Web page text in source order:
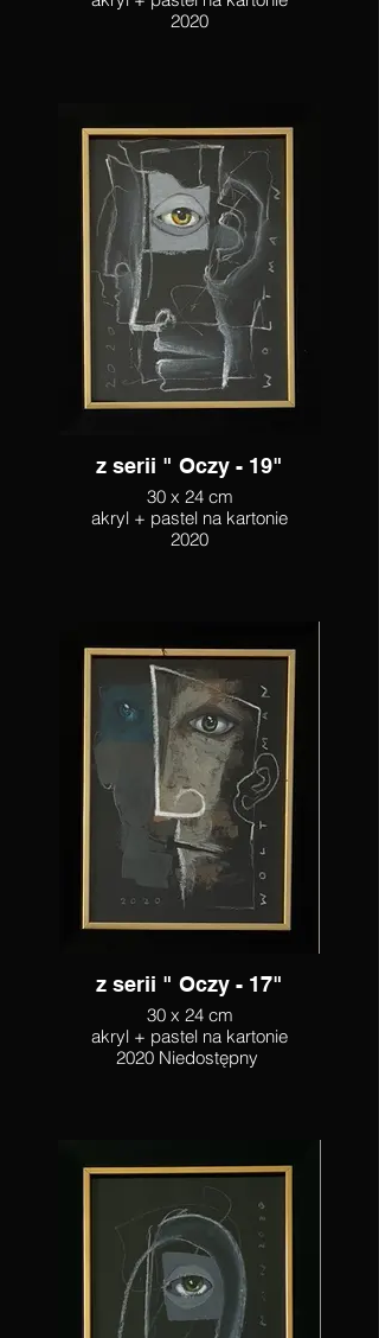
2020
z serii " Oczy - 19"
30 x 24 cm
akryl + pastel na kartonie
2020
z serii " Oczy - 17"
30 x 24 cm
akryl + pastel na kartonie
2020 Niedostępny